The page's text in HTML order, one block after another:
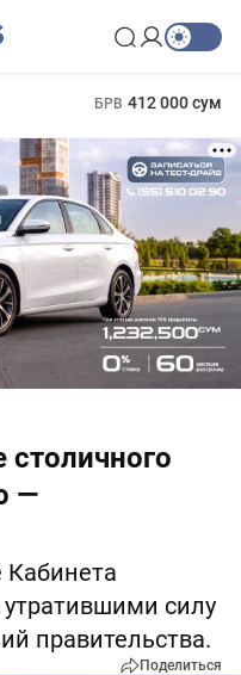
БРВ 412 000 сум
—
Кабинета
силу
правительства.
Поделиться